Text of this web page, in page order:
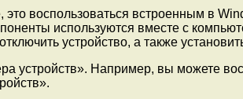
воспользоваться встроенным в
используются вместе с
устройство, а также
устройств». Например, вы можете